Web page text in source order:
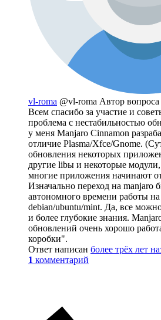
vl-roma @vl-roma Автор вопроса
Всем спасибо за участие и
проблема с нестабильностью
у меня Manjaro Cinnamon
отличие Plasma/Xfce/Gnome.
обновления некоторых
другие libы и некоторые
многие приложения начинают
Изначально переход на manjaro
автономного времени работы
debian/ubuntu/mint. Да, все
и более глубокие знания.
обновлений очень хорошо
коробки".
Ответ написан более трёх лет
1 комментарий